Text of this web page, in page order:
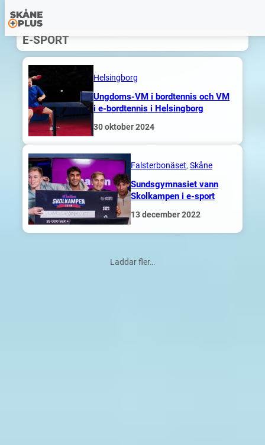
Hoppa
innehåll
E-SPORT
Helsingborg
Ungdoms-VM i bordtennis och VM
i e-bordtennis i Helsingborg
30 oktober 2024
Falsterbonäset, Skåne
Sundsgymnasiet vann
Skolkampen i e-sport
13 december 2022
Laddar fler…